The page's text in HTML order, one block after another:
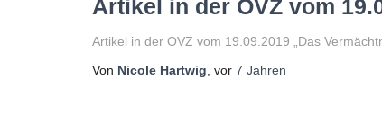
Artikel in der OVZ vom
Artikel in der OVZ vom 19.09.2019 „Das
Von Nicole Hartwig , vor 7 Jahren